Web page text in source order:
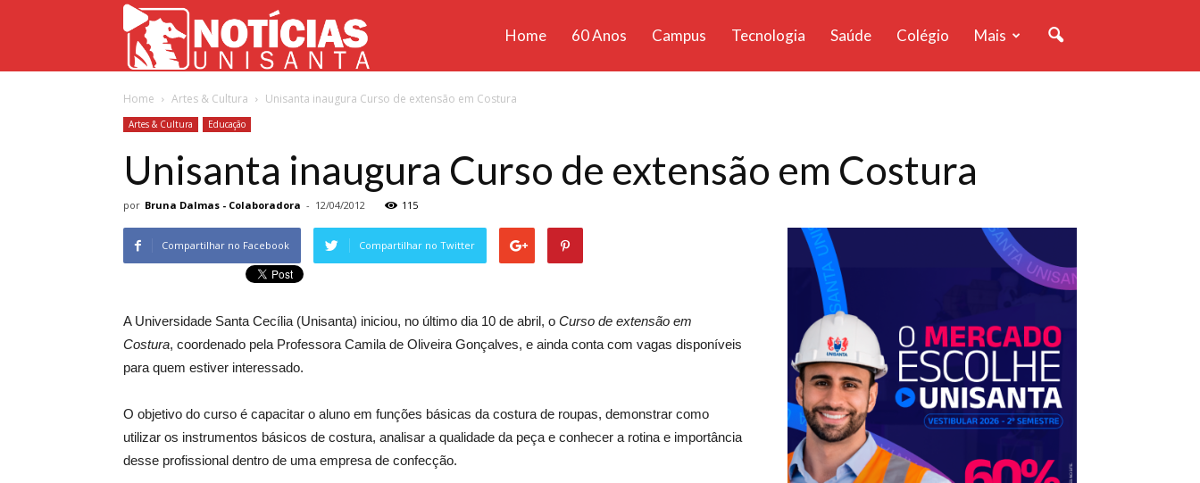
Unisanta
Home 60 Anos Campus Tecnologia Saúde Colégio Mais
Home Artes & Cultura Unisanta inaugura Curso de extensão em Costura
Artes & Cultura Educação
Unisanta inaugura Curso de extensão em Costura
por Bruna Dalmas - Colaboradora - 12/04/2012 115
Compartilhar no Facebook Compartilhar no Twitter
A Universidade Santa Cecília (Unisanta) iniciou, no último dia 10 de abril, o Curso de extensão em
Costura, coordenado pela Professora Camila de Oliveira Gonçalves, e ainda conta com vagas disponíveis
para quem estiver interessado.
O objetivo do curso é capacitar o aluno em funções básicas da costura de roupas, demonstrar como
utilizar os instrumentos básicos de costura, analisar a qualidade da peça e conhecer a rotina e importância
desse profissional dentro de uma empresa de confecção.